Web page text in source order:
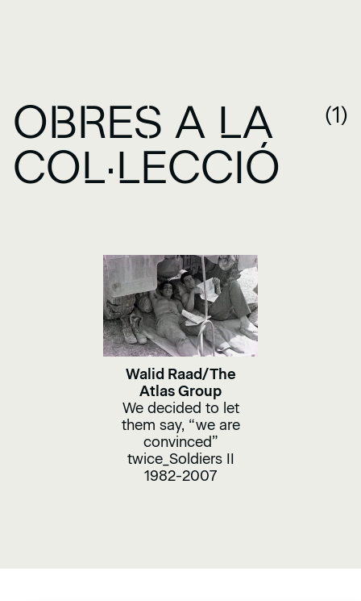
OBRES A LA
COL·LECCIÓ
(1)
Walid Raad/The
Atlas Group
We decided to let
them say, “we are
convinced”
twice_Soldiers II
1982-2007